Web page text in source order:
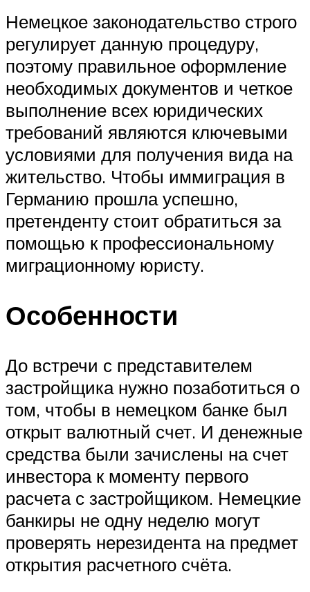
Немецкое законодательство строго
регулирует данную процедуру,
поэтому правильное оформление
необходимых документов и четкое
выполнение всех юридических
требований являются ключевыми
условиями для получения вида на
жительство. Чтобы иммиграция в
Германию прошла успешно,
претенденту стоит обратиться за
помощью к профессиональному
миграционному юристу.
Особенности
До встречи с представителем
застройщика нужно позаботиться о
том, чтобы в немецком банке был
открыт валютный счет. И денежные
средства были зачислены на счет
инвестора к моменту первого
расчета с застройщиком. Немецкие
банкиры не одну неделю могут
проверять нерезидента на предмет
открытия расчетного счёта.